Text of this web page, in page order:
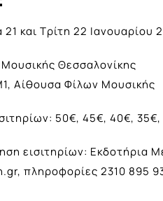
και Τρίτη 22 Ιανουαρίου
Θεσσαλονίκης
Αίθουσα Φίλων Μουσικής
50€, 45€, 40€,
εισιτηρίων: Εκδοτήρια
πληροφορίες 2310 895